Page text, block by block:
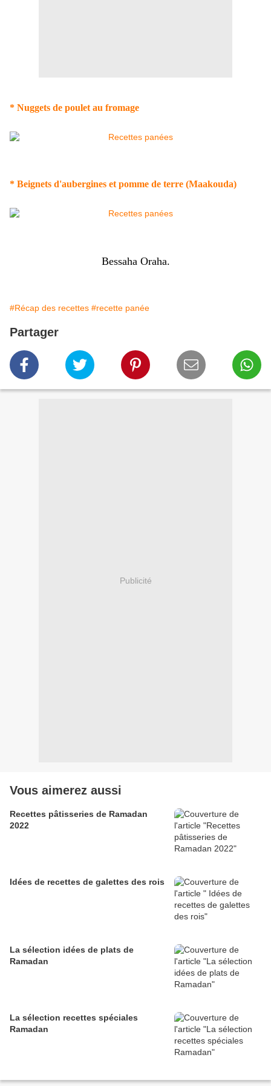
* Nuggets de poulet au fromage
* Beignets d'aubergines et pomme de terre (Maakouda)
Bessaha Oraha.
#Récap des recettes #recette panée
Partager
Publicité
Vous aimerez aussi
Recettes pâtisseries de Ramadan
2022
Idées de recettes de galettes des rois
La sélection idées de plats de
Ramadan
La sélection recettes spéciales
Ramadan